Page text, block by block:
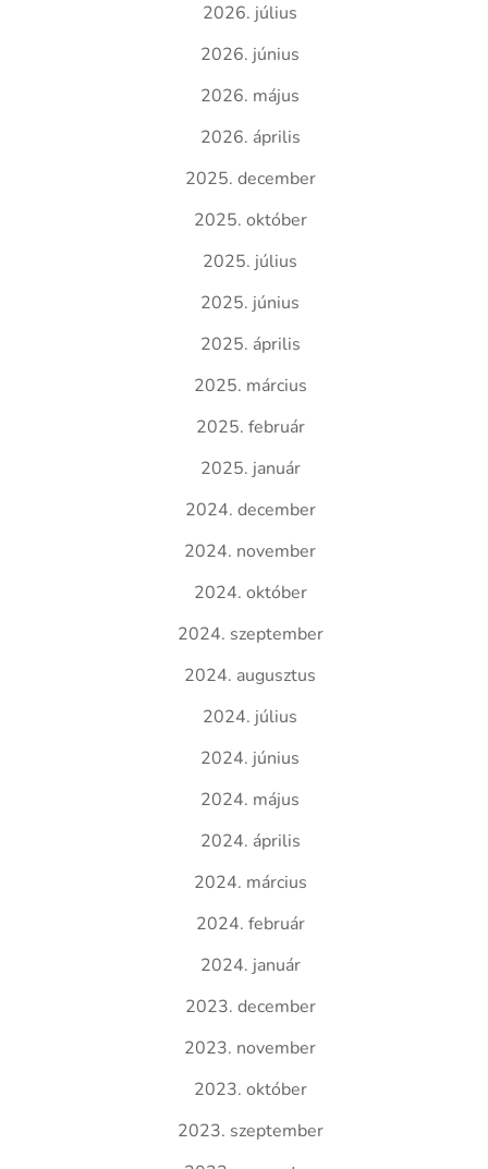
2026. július
2026. június
2026. május
2026. április
2025. december
2025. október
2025. július
2025. június
2025. április
2025. március
2025. február
2025. január
2024. december
2024. november
2024. október
2024. szeptember
2024. augusztus
2024. július
2024. június
2024. május
2024. április
2024. március
2024. február
2024. január
2023. december
2023. november
2023. október
2023. szeptember